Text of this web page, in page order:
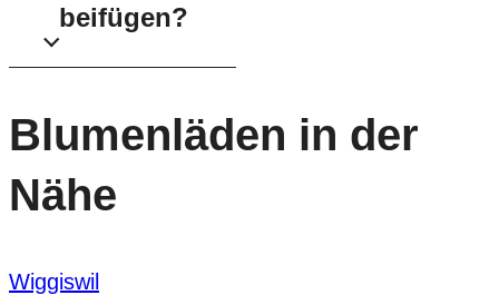
beifügen?
Blumenläden in der
Nähe
Wiggiswil